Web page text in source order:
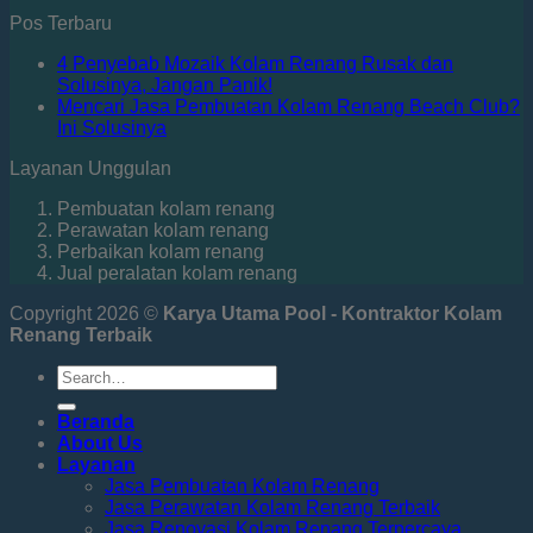
Pos Terbaru
4 Penyebab Mozaik Kolam Renang Rusak dan
Solusinya, Jangan Panik!
Mencari Jasa Pembuatan Kolam Renang Beach Club?
Ini Solusinya
Layanan Unggulan
Pembuatan kolam renang
Perawatan kolam renang
Perbaikan kolam renang
Jual peralatan kolam renang
Copyright 2026 © Karya Utama Pool - Kontraktor Kolam
Renang Terbaik
Beranda
About Us
Layanan
Jasa Pembuatan Kolam Renang
Jasa Perawatan Kolam Renang Terbaik
Jasa Renovasi Kolam Renang Terpercaya